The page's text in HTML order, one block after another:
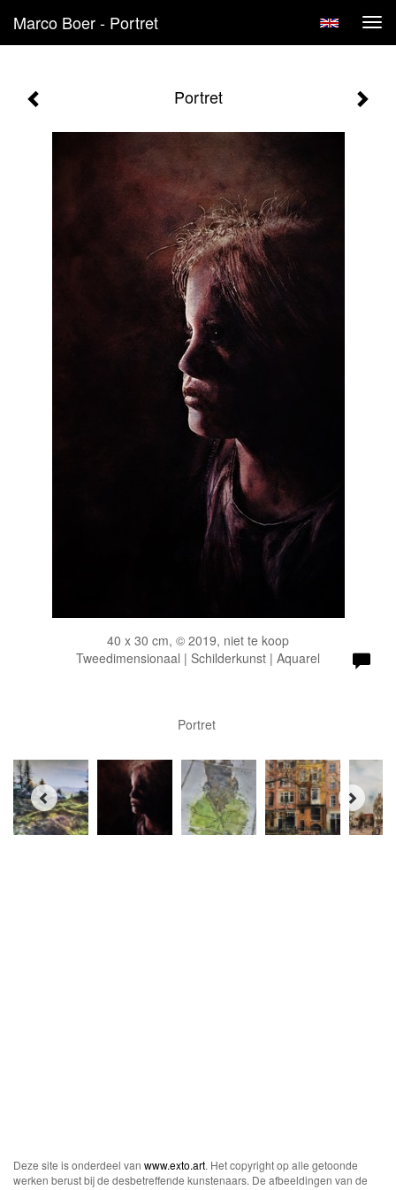
Marco Boer - Portret
Portret
40 x 30 cm, © 2019, niet te koop
Tweedimensionaal | Schilderkunst | Aquarel
Portret
Deze site is onderdeel van www.exto.art. Het copyright op alle getoonde
werken berust bij de desbetreffende kunstenaars. De afbeeldingen van de